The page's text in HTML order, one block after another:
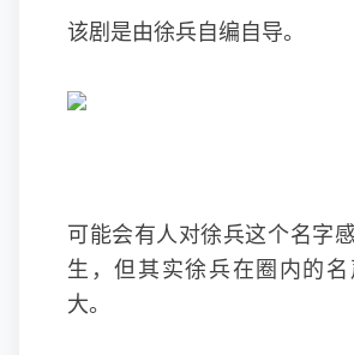
该剧是由徐兵自编自导。
可能会有人对徐兵这个名字
生，但其实徐兵在圈内的
大。